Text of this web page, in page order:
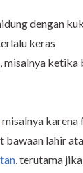
dengan
keras
misalnya
misalnya karena
lahir
, terutama